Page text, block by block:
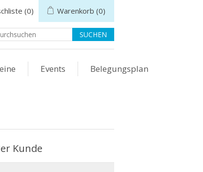
(0) Warenkorb (0)
Events Belegungsplan
Kunde